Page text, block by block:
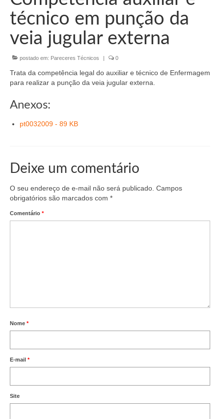
Conselheiros e Diretoria
Câmaras Técnicas
Carta de Serviços ao Cidadão
Governança
Transparência e Prestação de Contas
Eleições
Agenda do presidente
Editais e licitação
Processos Éticos
técnico em punção da
veia jugular externa
postado em: Pareceres Técnicos | 0
Trata da competência legal do auxiliar e técnico de Enfermagem
para realizar a punção da veia jugular externa.
Anexos:
pt0032009 - 89 KB
Deixe um comentário
O seu endereço de e-mail não será publicado. Campos
obrigatórios são marcados com *
Comentário *
Nome *
E-mail *
Site